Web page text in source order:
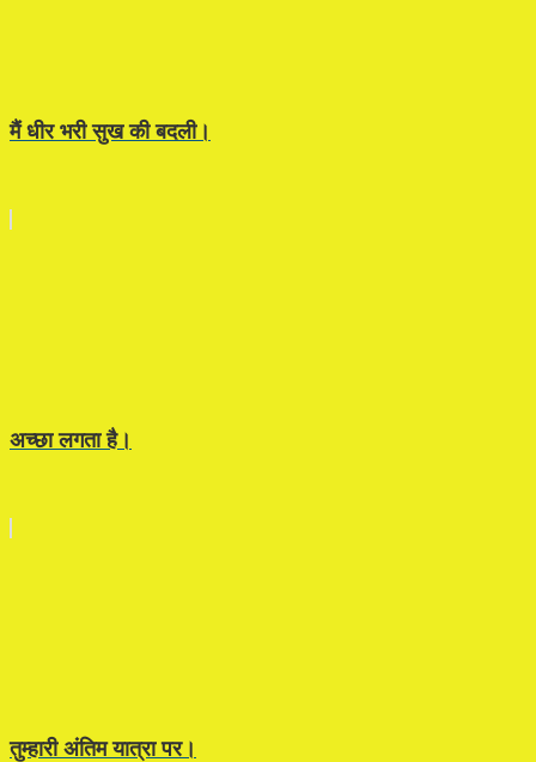
मैं धीर भरी सुख की बदली।
अच्छा लगता है।
तुम्हारी अंतिम यात्रा पर।